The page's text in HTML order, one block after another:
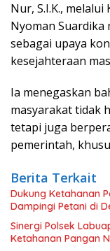
Nur, S.I.K.,
Nyoman
sebagai upaya
kesejahteraan
Ia menegaskan
masyarakat tidak
tetapi juga
pemerintah,
Berita Terkait
Dukung Ketahanan
Dampingi Petani di
Sinergi Polsek
Ketahanan Pangan